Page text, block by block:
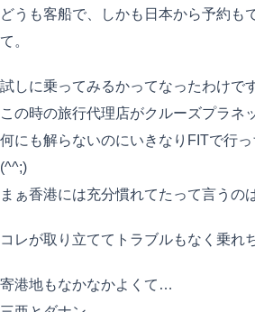
どうも客船で、しかも日本から予約も
て。
試しに乗ってみるかってなったわけです
この時の旅行代理店がクルーズプラネ
何にも解らないのにいきなりFITで行
(^^;)
まぁ香港には充分慣れてたって言うの
コレが取り立ててトラブルもなく乗れ
寄港地もなかなかよくて…